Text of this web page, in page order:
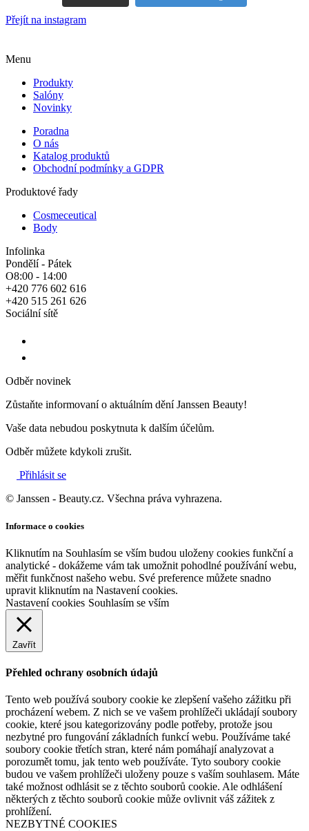
Přejít na instagram
Menu
Produkty
Salóny
Novinky
Poradna
O nás
Katalog produktů
Obchodní podmínky a GDPR
Produktové řady
Cosmeceutical
Body
Infolinka
Pondělí - Pátek
O8:00 - 14:00
+420 776 602 616
+420 515 261 626
Sociální sítě
Odběr novinek
Zůstaňte informovaní o aktuálním dění Janssen Beauty!
Vaše data nebudou poskytnuta k dalším účelům.
Odběr můžete kdykoli zrušit.
Přihlásit se
© Janssen - Beauty.cz. Všechna práva vyhrazena.
Informace o cookies
Kliknutím na Souhlasím se vším budou uloženy cookies funkční a
analytické - dokážeme vám tak umožnit pohodlné používání webu,
měřit funkčnost našeho webu. Své preference můžete snadno
upravit kliknutím na Nastavení cookies.
Nastavení cookies Souhlasím se vším
Zavřít
Přehled ochrany osobních údajů
Tento web používá soubory cookie ke zlepšení vašeho zážitku při
procházení webem. Z nich se ve vašem prohlížeči ukládají soubory
cookie, které jsou kategorizovány podle potřeby, protože jsou
nezbytné pro fungování základních funkcí webu. Používáme také
soubory cookie třetích stran, které nám pomáhají analyzovat a
porozumět tomu, jak tento web používáte. Tyto soubory cookie
budou ve vašem prohlížeči uloženy pouze s vaším souhlasem. Máte
také možnost odhlásit se z těchto souborů cookie. Ale odhlášení
některých z těchto souborů cookie může ovlivnit váš zážitek z
prohlížení.
NEZBYTNÉ COOKIES